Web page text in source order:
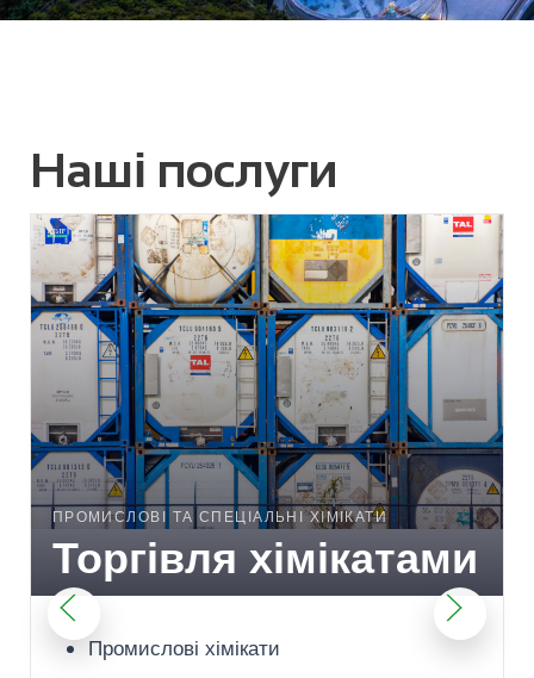
Наші послуги
ПРОМИСЛОВІ ТА СПЕЦІАЛЬНІ ХІМІКАТИ
Торгівля хімікатами
Промислові хімікати